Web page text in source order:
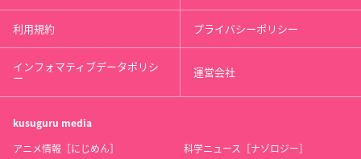
利用規約 プライバシーポリシー
インフォマティブデータポリシ
ー 運営会社
kusuguru media
アニメ情報［にじめん］ 科学ニュース［ナゾロジー］